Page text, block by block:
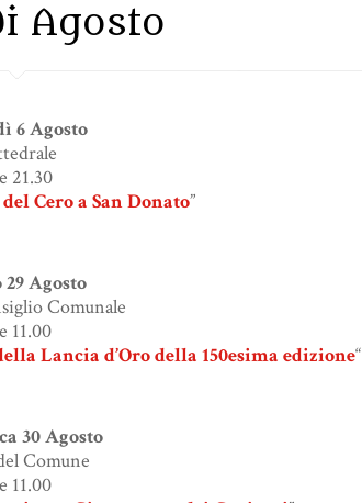
Agosto
6 Agosto
21.30
Cero a San Donato”
29 Agosto
Comunale
11.00
Lancia d’Oro della 150esima edizione“
30 Agosto
Comune
11.00